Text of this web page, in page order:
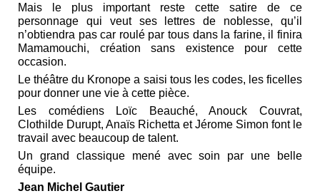
Mais le plus important reste cette satire de ce
personnage qui veut ses lettres de noblesse, qu’il
n’obtiendra pas car roulé par tous dans la farine, il finira
Mamamouchi, création sans existence pour cette
occasion.
Le théâtre du Kronope a saisi tous les codes, les ficelles
pour donner une vie à cette pièce.
Les comédiens Loïc Beauché, Anouck Couvrat,
Clothilde Durupt, Anaïs Richetta et Jérome Simon font le
travail avec beaucoup de talent.
Un grand classique mené avec soin par une belle
équipe.
Jean Michel Gautier